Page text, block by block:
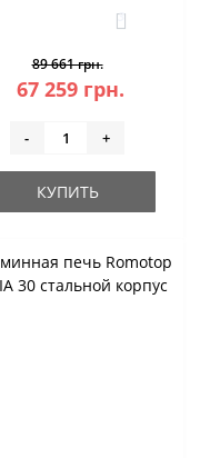
3
89 661 грн.
67 259 грн.
- +
КУПИТЬ